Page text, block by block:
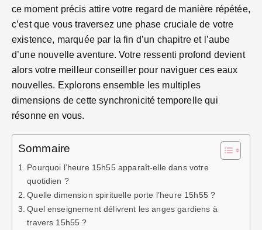
ce moment précis attire votre regard de manière répétée,
c’est que vous traversez une phase cruciale de votre
existence, marquée par la fin d’un chapitre et l’aube
d’une nouvelle aventure. Votre ressenti profond devient
alors votre meilleur conseiller pour naviguer ces eaux
nouvelles. Explorons ensemble les multiples
dimensions de cette synchronicité temporelle qui
résonne en vous.
Sommaire
Pourquoi l’heure 15h55 apparaît-elle dans votre
quotidien ?
Quelle dimension spirituelle porte l’heure 15h55 ?
Quel enseignement délivrent les anges gardiens à
travers 15h55 ?